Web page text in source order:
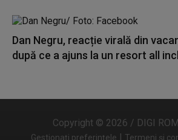
Dan Negru, reacție virală din
după ce a ajuns la un resort all
Copyright © 2026 / DIGI
Gestionați preferințele Termeni și